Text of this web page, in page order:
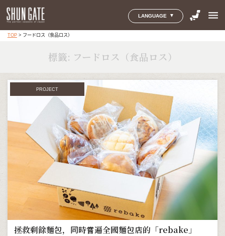
LANGUAGE menu
TOP> フードロス（食品ロス）
標籤: フードロス（食品ロス）
PROJECT
拯救剩餘麵包，同時嘗遍全國麵包店的「rebake」